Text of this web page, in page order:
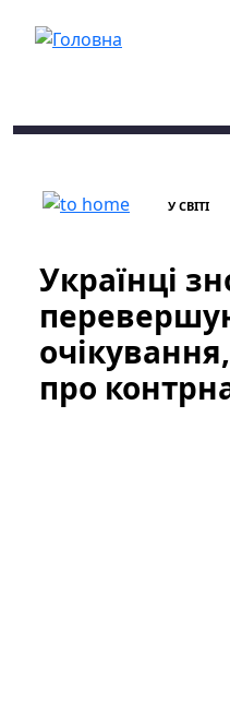
У СВІТІ
Українці
про